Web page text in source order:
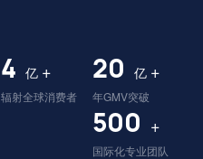
4 亿 +
辐射全球消费者
20 亿 +
年GMV突破
500 +
国际化专业团队